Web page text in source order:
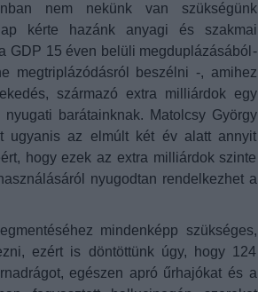
nem nekünk van szükségünk
kérte hazánk anyagi és szakmai
GDP 15 éven belüli megduplázásából -
megtriplázódásról beszélni -, amihez
származó extra milliárdok egy
barátainknak. Matolcsy György
ugyanis az elmúlt két év alatt annyit
hogy ezek az extra milliárdok szinte
nyugodtan rendelkezhet a
mindenképp szükséges,
ezért is döntöttünk úgy, hogy 124
egészen apró űrhajókat és a